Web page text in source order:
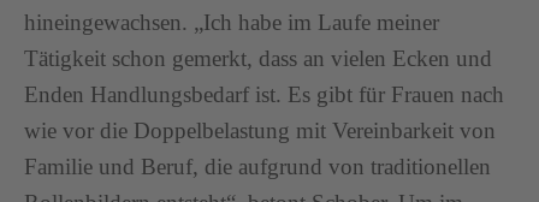
hineingewachsen. „Ich habe im Laufe meiner
Tätigkeit schon gemerkt, dass an vielen Ecken und
Enden Handlungsbedarf ist. Es gibt für Frauen nach
wie vor die Doppelbelastung mit Vereinbarkeit von
Familie und Beruf, die aufgrund von traditionellen